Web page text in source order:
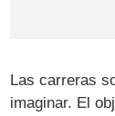
Las carreras
imaginar. El